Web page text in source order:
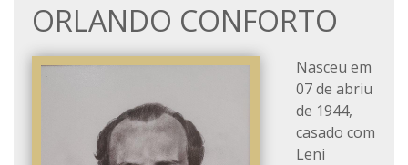
ORLANDO CONFORTO
Nasceu em
07 de abriu
de 1944,
casado com
Leni